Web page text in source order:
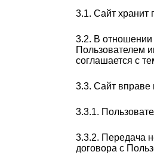
3.1. Сайт хранит
3.2. В отношении
Пользователем
соглашается с
3.3. Сайт вправе
3.3.1.
3.3.2. Передача
договора с